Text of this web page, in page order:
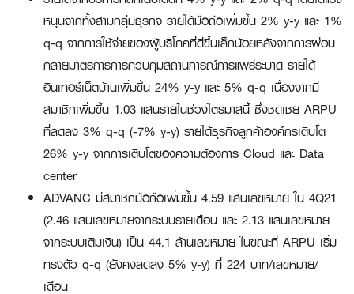
หนุนจากทั้งสามกลุ่มธุรกิจ รายได้มือถือเพิ่มขึ้น 2% y-y และ 1%
q-q จากการใช้จ่ายของผู้บริโภคที่ดีขึ้นเล็กน้อยหลังจากการผ่อน
คลายมาตรการการควบคุมสถานการณ์การแพร่ระบาด รายได้
อินเทอร์เน็ตบ้านเพิ่มขึ้น 24% y-y และ 5% q-q เนื่องจากมี
สมาชิกเพิ่มขึ้น 1.03 แสนรายในช่วงไตรมาสนี้ ซึ่งชดเชย ARPU
ที่ลดลง 3% q-q (-7% y-y) รายได้ธุรกิจลูกค้าองค์กรเติบโต
26% y-y จากการเติบโตของความต้องการ Cloud และ Data
center
ADVANC มีสมาชิกมือถือเพิ่มขึ้น 4.59 แสนเลขหมาย ใน 4Q21
(2.46 แสนเลขหมายจากระบบรายเดือน และ 2.13 แสนเลขหมาย
จากระบบเติมเงิน) เป็น 44.1 ล้านเลขหมาย ในขณะที่ ARPU เริ่ม
ทรงตัว q-q (ยังคงลดลง 5% y-y) ที่ 224 บาท/เลขหมาย/
เดือน